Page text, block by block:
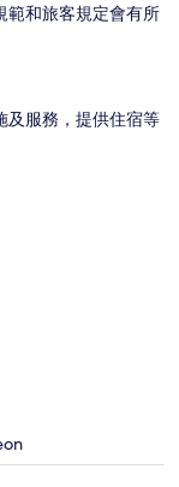
範和旅客規定會有所
及服務，提供住宿等